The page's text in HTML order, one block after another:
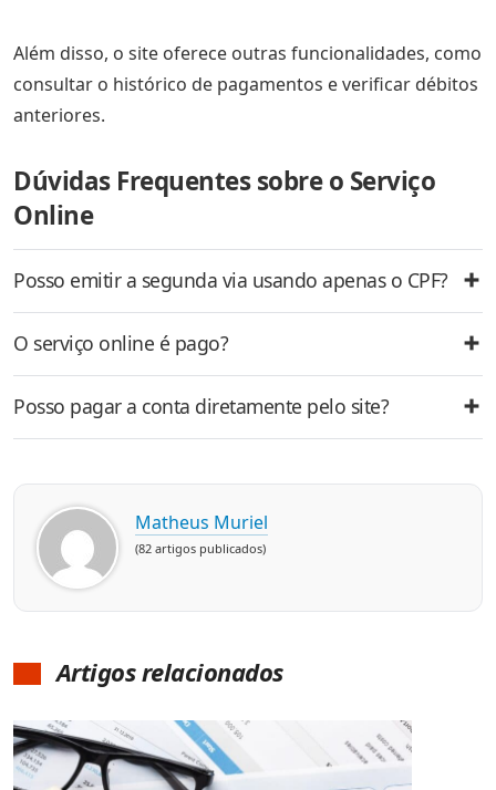
Além disso, o site oferece outras funcionalidades, como
consultar o histórico de pagamentos e verificar débitos
anteriores.
Dúvidas Frequentes sobre o Serviço
Online
Posso emitir a segunda via usando apenas o CPF?
O serviço online é pago?
Posso pagar a conta diretamente pelo site?
Matheus Muriel
(82 artigos publicados)
Artigos relacionados